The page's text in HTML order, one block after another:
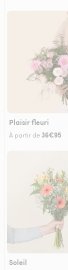
Plaisir fleuri
À partir de 36€95
Soleil